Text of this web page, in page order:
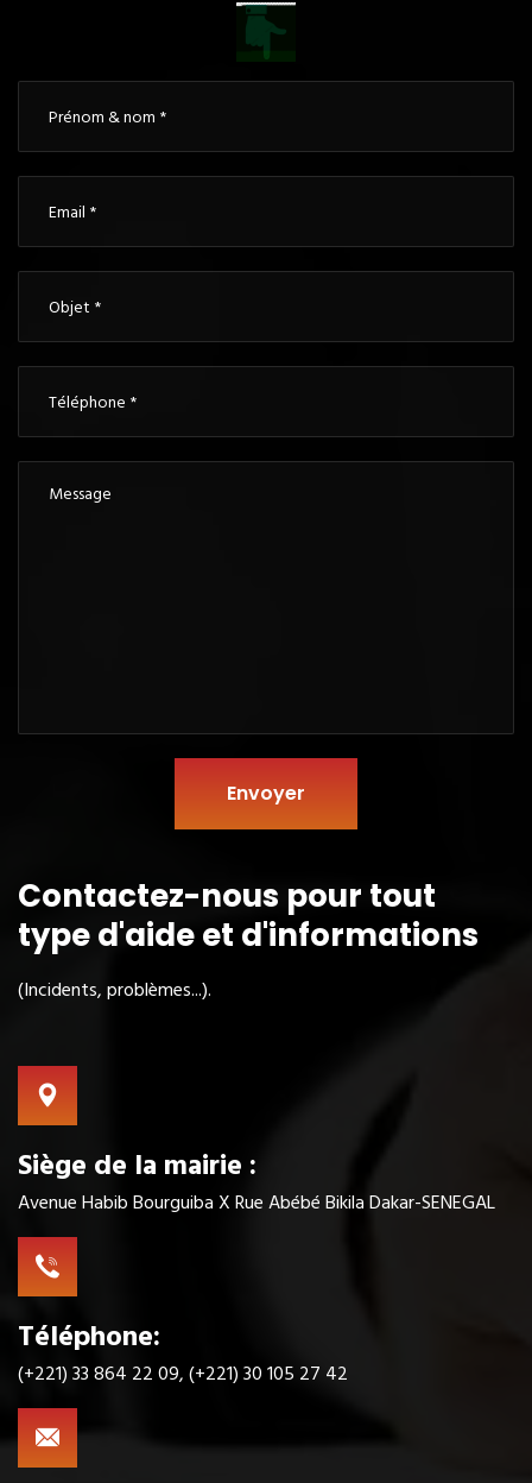
Envoyer
Contactez-nous pour tout
typed'aide et d'informations
(Incidents, problèmes...).
Siège de la mairie :
Avenue Habib Bourguiba X Rue Abébé Bikila Dakar-SENEGAL
Téléphone:
(+221) 33 864 22 09, (+221) 30 105 27 42